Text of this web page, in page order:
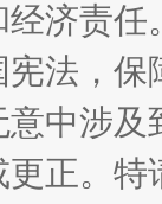
生
济责
法，
中涉
正。